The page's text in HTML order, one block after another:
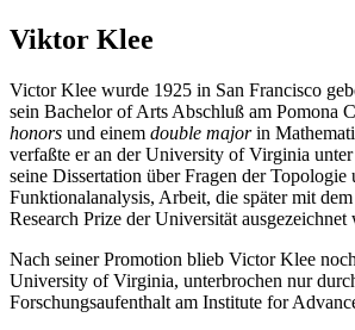
Viktor Klee
Victor Klee wurde 1925 in San Francisco
sein Bachelor of Arts Abschluß am Pomona
honors und einem double majorin
verfaßte er an der University of Virginia
seine Dissertation über Fragen der Topologie
Funktionalanalysis, Arbeit, die später mit
Research Prize der Universität ausgezeichnet
Nach seiner Promotion blieb Victor Klee
University of Virginia, unterbrochen nur
Forschungsaufenthalt am Institute for